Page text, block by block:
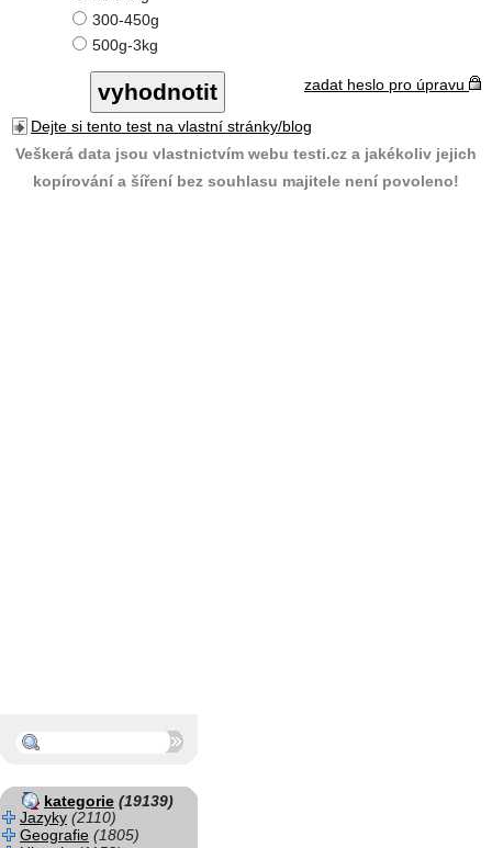
300-450g
500g-3kg
zadat heslo pro úpravu
Dejte si tento test na vlastní stránky/blog
Veškerá data jsou vlastnictvím webu testi.cz a jakékoliv jejich
kopírování a šíření bez souhlasu majitele není povoleno!
kategorie (19139)
Jazyky (2110)
Geografie (1805)